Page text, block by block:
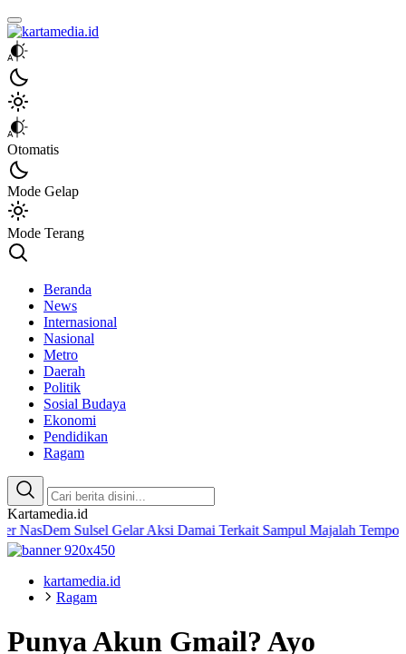
kartamedia.id
Jujur Mengabari
Otomatis
Mode Gelap
Mode Terang
Beranda
News
Internasional
Nasional
Metro
Daerah
Politik
Sosial Budaya
Ekonomi
Pendidikan
Ragam
Kartamedia.id
Sulsel Gelar Aksi Damai Terkait Sampul Majalah TempoAmaliah
kartamedia.id
Ragam
Punya Akun Gmail? Ayo